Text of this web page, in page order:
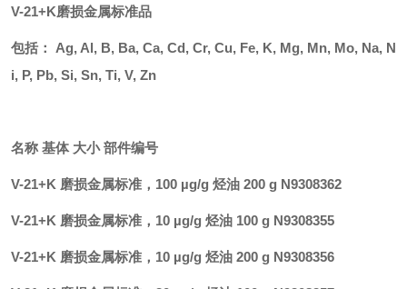
V-21+K磨损金属标准品
包括：
Ag, Al, B, Ba, Ca, Cd, Cr, Cu, Fe, K, Mg, Mn, Mo, Na, N
i, P, Pb, Si, Sn, Ti, V, Zn
名称 基体 大小 部件编号
V-21+K 磨损金属标准，100 µg/g 烃油 200 g N9308362
V-21+K 磨损金属标准，10 µg/g 烃油 100 g N9308355
V-21+K 磨损金属标准，10 µg/g 烃油 200 g N9308356